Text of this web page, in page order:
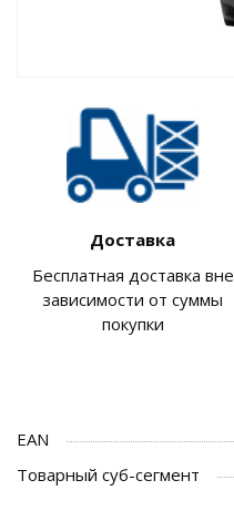
Доставка
Бесплатная доставка вне
зависимости от суммы
покупки
EAN
Товарный суб-сегмент